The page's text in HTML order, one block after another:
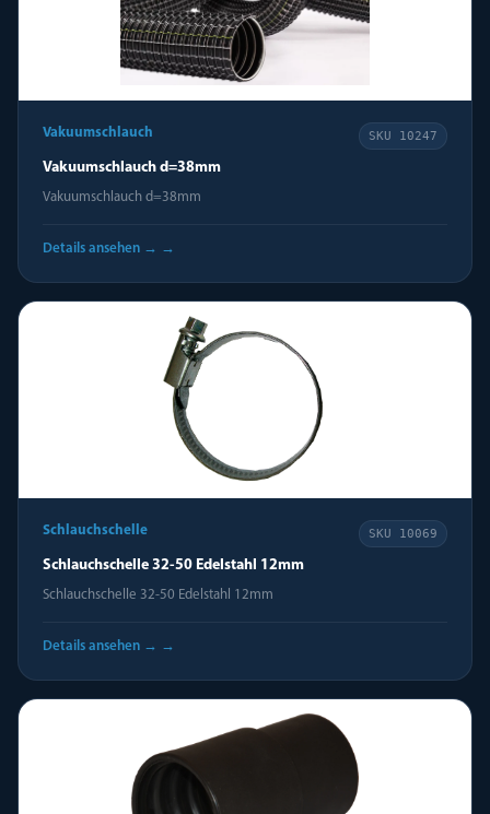
Vakuumschlauch SKU 10247
Vakuumschlauch d=38mm
Vakuumschlauch d=38mm
Details ansehen → →
Schlauchschelle SKU 10069
Schlauchschelle 32-50 Edelstahl 12mm
Schlauchschelle 32-50 Edelstahl 12mm
Details ansehen → →